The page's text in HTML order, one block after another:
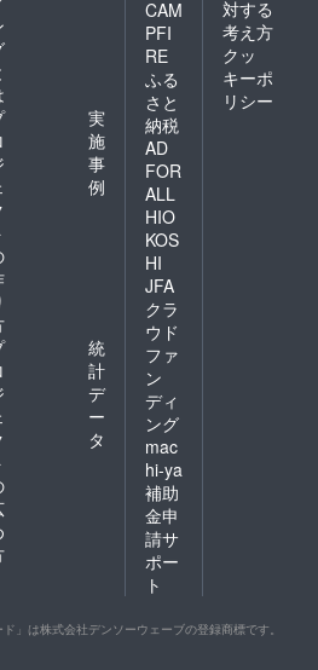
実
施
事
例
統
計
デ
ー
タ
CAM
PFI
RE
ふる
さと
納税
AD
FOR
ALL
HIO
KOS
HI
JFA
クラ
ウド
ファ
ン
ディ
ング
mac
hi-ya
補助
金申
請サ
ポー
ト
対する
考え方
クッ
キーポ
リシー
ド」は株式会社デンソーウェーブの登録商標です。